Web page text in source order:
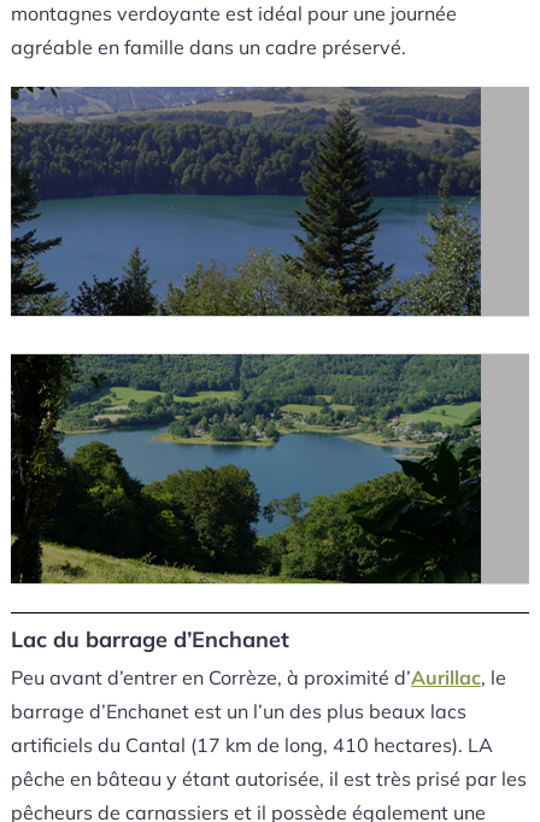
montagnes verdoyante est idéal pour une journée
agréable en famille dans un cadre préservé.
Lac du barrage d’Enchanet
Peu avant d’entrer en Corrèze, à proximité d’Aurillac, le
barrage d’Enchanet est un l’un des plus beaux lacs
artificiels du Cantal (17 km de long, 410 hectares). LA
pêche en bâteau y étant autorisée, il est très prisé par les
pêcheurs de carnassiers et il possède également une